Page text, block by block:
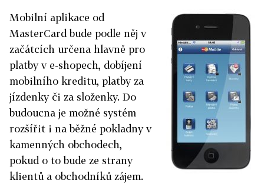
Mobilní aplikace od
MasterCard bude podle něj v
začátcích určena hlavně pro
platby v e-shopech, dobíjení
mobilního kreditu, platby za
jízdenky či za složenky. Do
budoucna je možné systém
rozšířit i na běžné pokladny v
kamenných obchodech,
pokud o to bude ze strany
klientů a obchodníků zájem.